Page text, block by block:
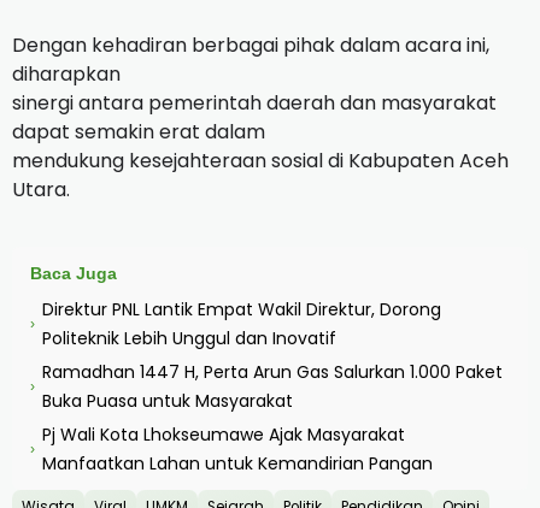
Dengan kehadiran berbagai pihak dalam acara ini,
diharapkan
sinergi antara pemerintah daerah dan masyarakat
dapat semakin erat dalam
mendukung kesejahteraan sosial di Kabupaten Aceh
Utara.
Baca Juga
›
Direktur PNL Lantik Empat Wakil Direktur, Dorong
Politeknik Lebih Unggul dan Inovatif
›
Ramadhan 1447 H, Perta Arun Gas Salurkan 1.000 Paket
Buka Puasa untuk Masyarakat
›
Pj Wali Kota Lhokseumawe Ajak Masyarakat
Manfaatkan Lahan untuk Kemandirian Pangan